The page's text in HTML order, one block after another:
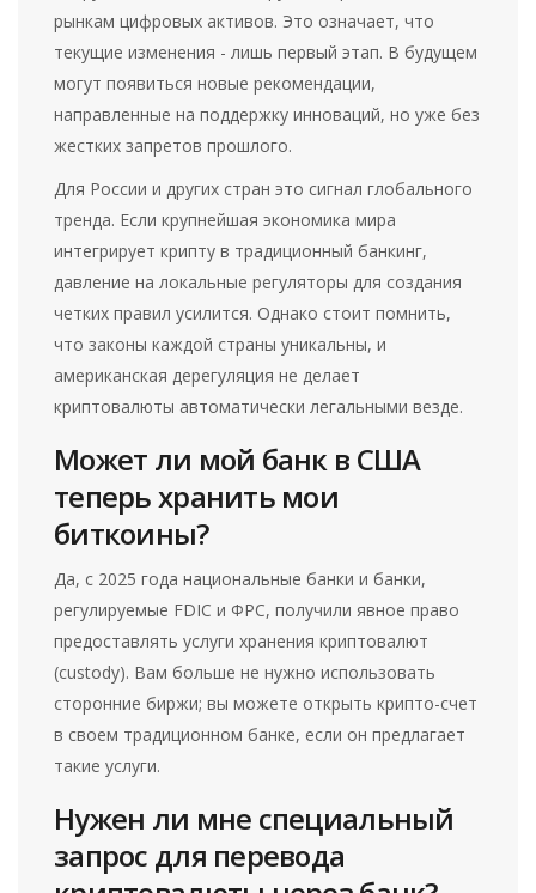
рынкам цифровых активов. Это означает, что
текущие изменения - лишь первый этап. В будущем
могут появиться новые рекомендации,
направленные на поддержку инноваций, но уже без
жестких запретов прошлого.
Для России и других стран это сигнал глобального
тренда. Если крупнейшая экономика мира
интегрирует крипту в традиционный банкинг,
давление на локальные регуляторы для создания
четких правил усилится. Однако стоит помнить,
что законы каждой страны уникальны, и
американская дерегуляция не делает
криптовалюты автоматически легальными везде.
Может ли мой банк в США
теперь хранить мои
биткоины?
Да, с 2025 года национальные банки и банки,
регулируемые FDIC и ФРС, получили явное право
предоставлять услуги хранения криптовалют
(custody). Вам больше не нужно использовать
сторонние биржи; вы можете открыть крипто-счет
в своем традиционном банке, если он предлагает
такие услуги.
Нужен ли мне специальный
запрос для перевода